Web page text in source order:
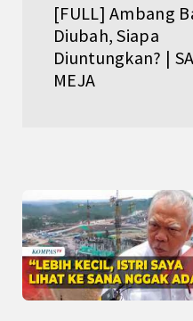
[FULL] Ambang
Diubah, Siapa
Diuntungkan? |
MEJA